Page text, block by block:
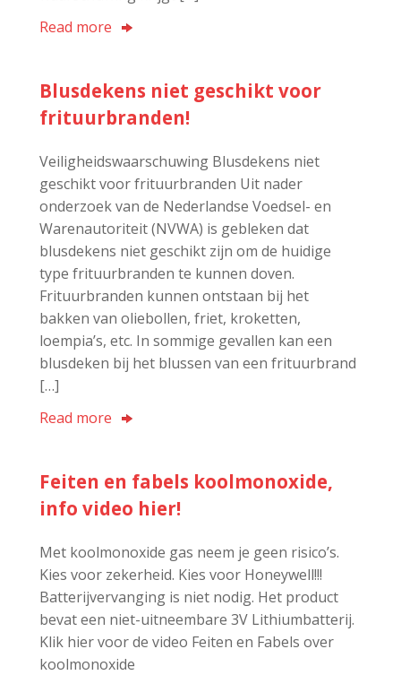
Read more
Blusdekens niet geschikt voor
frituurbranden!
Veiligheidswaarschuwing Blusdekens niet
geschikt voor frituurbranden Uit nader
onderzoek van de Nederlandse Voedsel- en
Warenautoriteit (NVWA) is gebleken dat
blusdekens niet geschikt zijn om de huidige
type frituurbranden te kunnen doven.
Frituurbranden kunnen ontstaan bij het
bakken van oliebollen, friet, kroketten,
loempia’s, etc. In sommige gevallen kan een
blusdeken bij het blussen van een frituurbrand
[…]
Read more
Feiten en fabels koolmonoxide,
info video hier!
Met koolmonoxide gas neem je geen risico’s.
Kies voor zekerheid. Kies voor Honeywell!!!
Batterijvervanging is niet nodig. Het product
bevat een niet-uitneembare 3V Lithiumbatterij.
Klik hier voor de video Feiten en Fabels over
koolmonoxide